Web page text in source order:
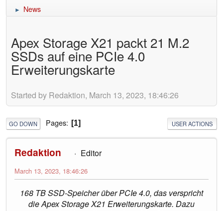
► News
Apex Storage X21 packt 21 M.2
SSDs auf eine PCIe 4.0
Erweiterungskarte
Started by Redaktion, March 13, 2023, 18:46:26
GO DOWN Pages 1 USER ACTIONS
Redaktion Editor
March 13, 2023, 18:46:26
168 TB SSD-Speicher über PCIe 4.0, das verspricht
die Apex Storage X21 Erweiterungskarte. Dazu